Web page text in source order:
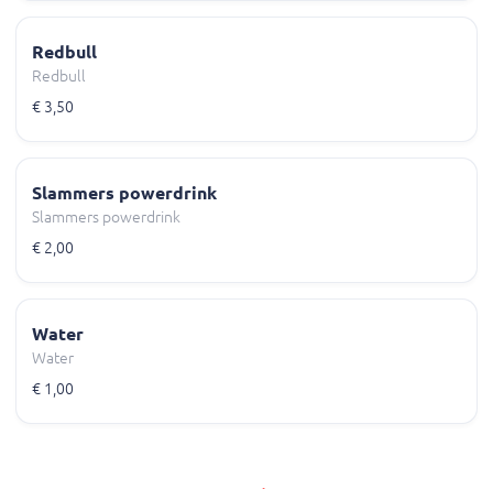
Redbull
Redbull
€ 3,50
Slammers powerdrink
Slammers powerdrink
€ 2,00
Water
Water
€ 1,00